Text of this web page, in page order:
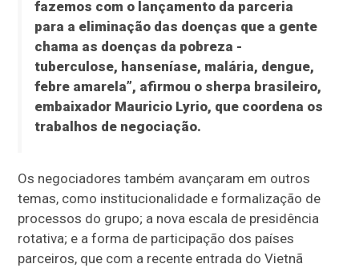
fazemos com o lançamento da parceria
para a eliminação das doenças que a gente
chama as doenças da pobreza -
tuberculose, hanseníase, malária, dengue,
febre amarela”, afirmou o sherpa brasileiro,
embaixador Mauricio Lyrio, que coordena os
trabalhos de negociação.
Os negociadores também avançaram em outros
temas, como institucionalidade e formalização de
processos do grupo; a nova escala de presidência
rotativa; e a forma de participação dos países
parceiros, que com a recente entrada do Vietnã